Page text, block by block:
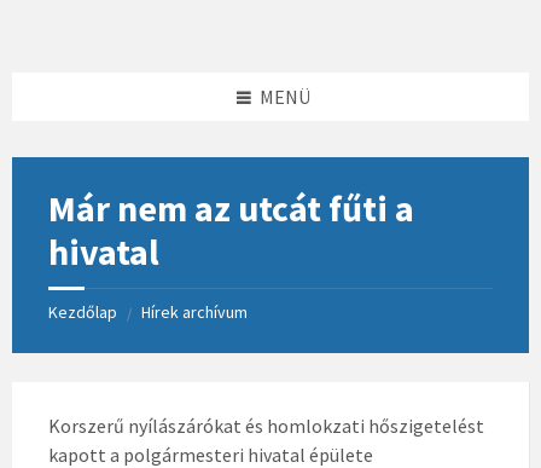
MENÜ
Már nem az utcát fűti a
hivatal
Kezdőlap / Hírek archívum
Korszerű nyílászárókat és homlokzati hőszigetelést
kapott a polgármesteri hivatal épülete